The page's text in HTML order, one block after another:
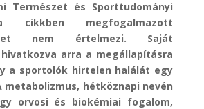
Természet és Sporttudományi
cikkben megfogalmazott
nem értelmezi. Saját
arra a megállapításra
a sportolók hirtelen halálát egy
metabolizmus, hétköznapi nevén
orvosi és biokémiai fogalom,